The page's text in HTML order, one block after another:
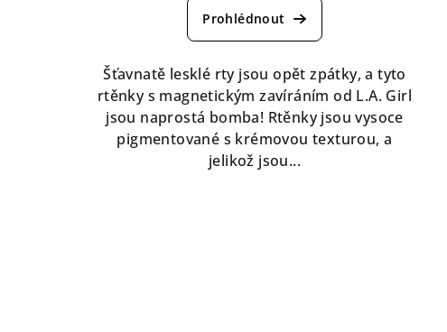
produktu
je
5,0
z
5
hvězdiček.
Šťavnatě lesklé rty jsou opět zpátky, a tyto
rtěnky s magnetickým zavíráním od L.A. Girl
jsou naprostá bomba! Rtěnky jsou vysoce
pigmentované s krémovou texturou, a
jelikož jsou...